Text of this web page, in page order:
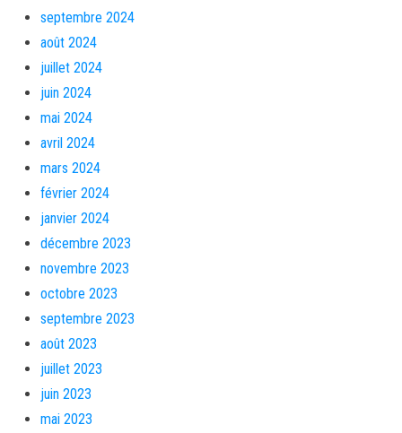
septembre 2024
août 2024
juillet 2024
juin 2024
mai 2024
avril 2024
mars 2024
février 2024
janvier 2024
décembre 2023
novembre 2023
octobre 2023
septembre 2023
août 2023
juillet 2023
juin 2023
mai 2023